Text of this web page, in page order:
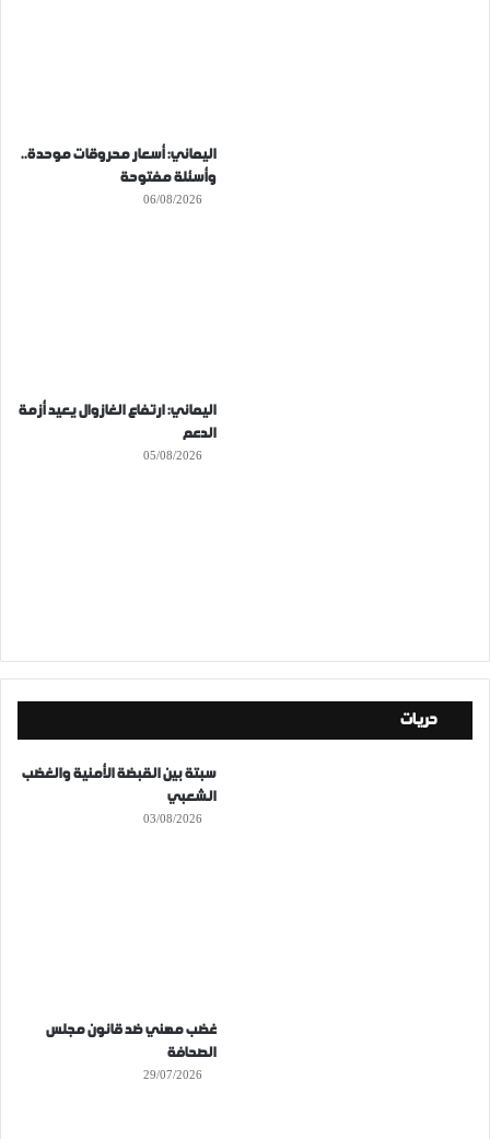
اليماني: أسعار محروقات موحدة..
وأسئلة مفتوحة
06/08/2026
اليماني: ارتفاع الغازوال يعيد أزمة
الدعم
05/08/2026
حريات
سبتة بين القبضة الأمنية والغضب
الشعبي
03/08/2026
غضب مهني ضد قانون مجلس
الصحافة
29/07/2026